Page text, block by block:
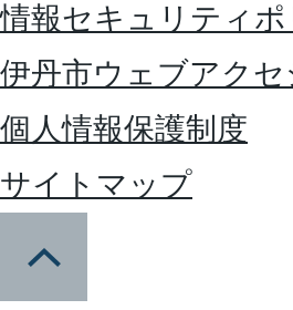
情報セキュリティポ
伊丹市ウェブアク
個人情報保護制度
サイトマップ